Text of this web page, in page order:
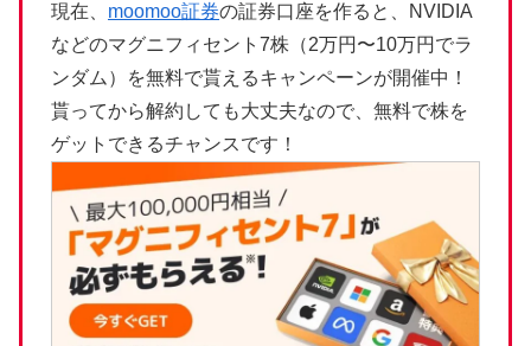
現在、 moomoo証券の証券口座を作ると、NVIDIA
などのマグニフィセント7株（2万円〜10万円でラ
ンダム）を無料で貰えるキャンペーンが開催中！
貰ってから解約しても大丈夫なので、無料で株を
ゲットできるチャンスです！